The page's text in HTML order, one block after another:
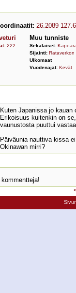
26.2089
: 222
Muu tunniste
Sekalaiset:
Sijainti: Rataverkon
Ulkomaat
Vuodenajat: Kevät
Kuten Japanissa jo
Erikoisuus kuitenkin on
vaunustosta puuttui
Päiväunia nauttiva kissa
Okinawan mirri?